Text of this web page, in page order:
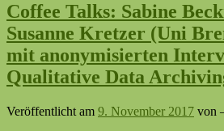
Coffee Talks: Sabine
Susanne Kretzer (Uni
mit anonymisierten
Qualitative Data
Veröffentlicht am 9. November 2017 von